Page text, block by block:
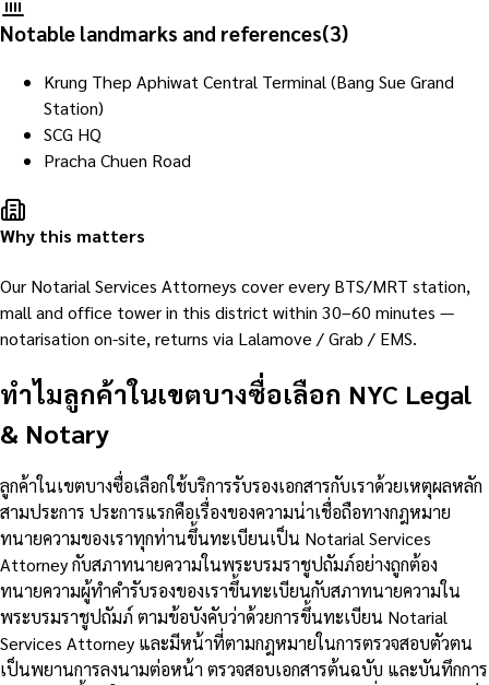
Notable landmarks and references(3)
Krung Thep Aphiwat Central Terminal (Bang Sue Grand
Station)
SCG HQ
Pracha Chuen Road
Why this matters
Our Notarial Services Attorneys cover every BTS/MRT station,
mall and office tower in this district within 30–60 minutes —
notarisation on-site, returns via Lalamove / Grab / EMS.
ทำไมลูกค้าในเขตบางซื่อเลือก NYC Legal
& Notary
ลูกค้าในเขตบางซื่อเลือกใช้บริการรับรองเอกสารกับเราด้วยเหตุผลหลัก
สามประการ ประการแรกคือเรื่องของความน่าเชื่อถือทางกฎหมาย
ทนายความของเราทุกท่านขึ้นทะเบียนเป็น Notarial Services
Attorney กับสภาทนายความในพระบรมราชูปถัมภ์อย่างถูกต้อง
ทนายความผู้ทำคำรับรองของเราขึ้นทะเบียนกับสภาทนายความใน
พระบรมราชูปถัมภ์ ตามข้อบังคับว่าด้วยการขึ้นทะเบียน Notarial
Services Attorney และมีหน้าที่ตามกฎหมายในการตรวจสอบตัวตน
เป็นพยานการลงนามต่อหน้า ตรวจสอบเอกสารต้นฉบับ และบันทึกการ